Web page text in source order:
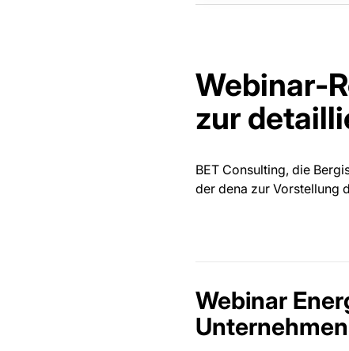
Webinar-
zur
BET Consulting, die
der dena zur Vorstellung
Webinar